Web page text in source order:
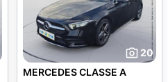
20
MERCEDES CLASSE A